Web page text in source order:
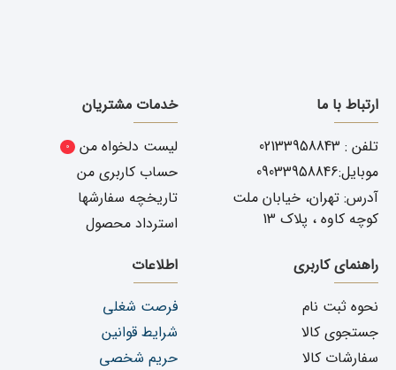
ارتباط با ما
تلفن : 02133958843
موبایل:09033958846
آدرس: تهران، خیابان ملت
کوچه کاوه ، پلاک 13
خدمات مشتریان
لیست دلخواه من
0
حساب کاربری من
تاریخچه سفارشها
استرداد محصول
راهنمای کاربری
نحوه ثبت نام
جستجوی کالا
سفارشات کالا
اطلاعات
فرصت شغلی
شرایط قوانین
حریم شخصی